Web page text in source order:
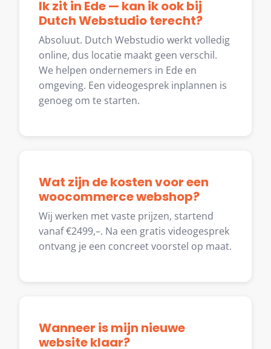
Ik zit in Ede — kan ik ook bij
Dutch Webstudio terecht?
Absoluut. Dutch Webstudio werkt volledig
online, dus locatie maakt geen verschil.
We helpen ondernemers in Ede en
omgeving. Een videogesprek inplannen is
genoeg om te starten.
Wat zijn de kosten voor een
woocommerce webshop?
Wij werken met vaste prijzen, startend
vanaf €2499,–. Na een gratis videogesprek
ontvang je een concreet voorstel op maat.
Wanneer is mijn nieuwe
website klaar?